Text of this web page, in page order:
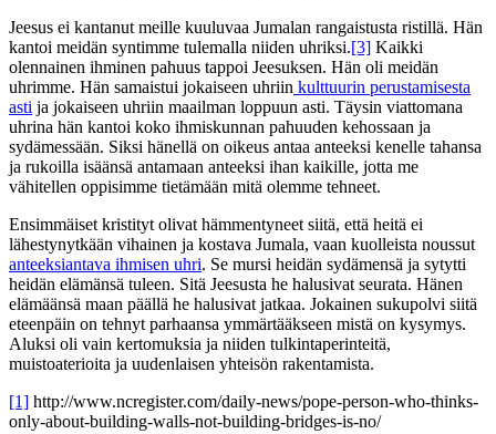
Jeesus ei kantanut meille kuuluvaa Jumalan rangaistusta ristillä. Hän
kantoi meidän syntimme tulemalla niiden uhriksi.[3] Kaikki
olennainen ihminen pahuus tappoi Jeesuksen. Hän oli meidän
uhrimme. Hän samaistui jokaiseen uhriin kulttuurin perustamisesta
asti ja jokaiseen uhriin maailman loppuun asti. Täysin viattomana
uhrina hän kantoi koko ihmiskunnan pahuuden kehossaan ja
sydämessään. Siksi hänellä on oikeus antaa anteeksi kenelle tahansa
ja rukoilla isäänsä antamaan anteeksi ihan kaikille, jotta me
vähitellen oppisimme tietämään mitä olemme tehneet.
Ensimmäiset kristityt olivat hämmentyneet siitä, että heitä ei
lähestynytkään vihainen ja kostava Jumala, vaan kuolleista noussut
anteeksiantava ihmisen uhri. Se mursi heidän sydämensä ja sytytti
heidän elämänsä tuleen. Sitä Jeesusta he halusivat seurata. Hänen
elämäänsä maan päällä he halusivat jatkaa. Jokainen sukupolvi siitä
eteenpäin on tehnyt parhaansa ymmärtääkseen mistä on kysymys.
Aluksi oli vain kertomuksia ja niiden tulkintaperinteitä,
muistoaterioita ja uudenlaisen yhteisön rakentamista.
[1] http://www.ncregister.com/daily-news/pope-person-who-thinks-
only-about-building-walls-not-building-bridges-is-no/